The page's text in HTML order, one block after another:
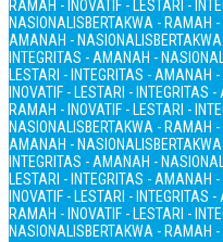
RAMAH - INOVATIF - LESTARI -
NASIONALISBERTAKWA - RAMAH
AMANAH - NASIONALIS
INTEGRITAS - AMANAH -
LESTARI - INTEGRITAS - AMANAH
INOVATIF - LESTARI - INTEGRITAS
RAMAH - INOVATIF - LESTARI -
NASIONALISBERTAKWA - RAMAH
AMANAH - NASIONALIS
INTEGRITAS - AMANAH -
LESTARI - INTEGRITAS - AMANAH
INOVATIF - LESTARI - INTEGRITAS
RAMAH - INOVATIF - LESTARI -
NASIONALISBERTAKWA - RAMAH